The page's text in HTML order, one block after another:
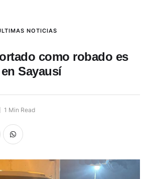
NOTICIAS
como robado es
Sayausí
1 Min Read